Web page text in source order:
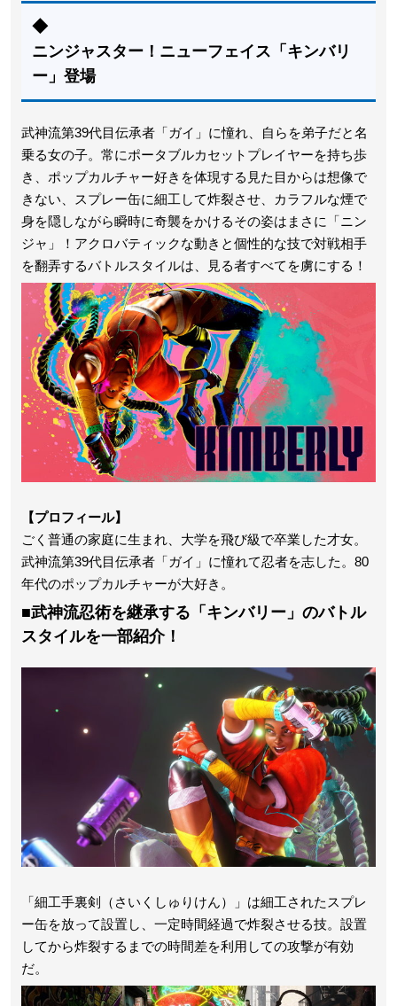
◆
ニンジャスター！ニューフェイス「キンバリ
ー」登場
武神流第39代目伝承者「ガイ」に憧れ、自らを弟子だと名
乗る女の子。常にポータブルカセットプレイヤーを持ち歩
き、ポップカルチャー好きを体現する見た目からは想像で
きない、スプレー缶に細工して炸裂させ、カラフルな煙で
身を隠しながら瞬時に奇襲をかけるその姿はまさに「ニン
ジャ」！アクロバティックな動きと個性的な技で対戦相手
を翻弄するバトルスタイルは、見る者すべてを虜にする！
【プロフィール】
ごく普通の家庭に生まれ、大学を飛び級で卒業した才女。
武神流第39代目伝承者「ガイ」に憧れて忍者を志した。80
年代のポップカルチャーが大好き。
■武神流忍術を継承する「キンバリー」のバトル
スタイルを一部紹介！
「細工手裏剣（さいくしゅりけん）」は細工されたスプレ
ー缶を放って設置し、一定時間経過で炸裂させる技。設置
してから炸裂するまでの時間差を利用しての攻撃が有効
だ。